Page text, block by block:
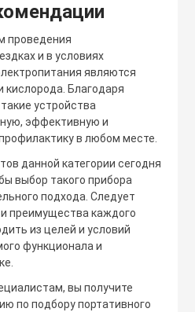
проведения
и в условиях
являются
кислорода. Благодаря
устройства
эффективную и
в любом месте.
данной категории сегодня
выбор такого прибора
подхода. Следует
преимущества каждого
из целей и условий
функционала и
вы получите
по подбору портативного